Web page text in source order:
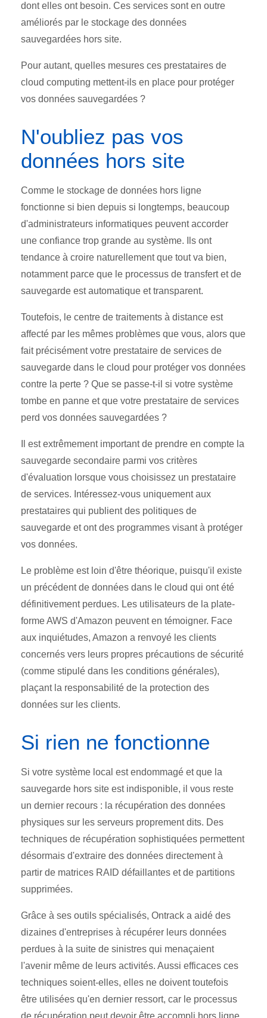
dont elles ont besoin. Ces services sont en outre
améliorés par le stockage des données
sauvegardées hors site.
Pour autant, quelles mesures ces prestataires de
cloud computing mettent-ils en place pour protéger
vos données sauvegardées ?
N'oubliez pas vos
données hors site
Comme le stockage de données hors ligne
fonctionne si bien depuis si longtemps, beaucoup
d'administrateurs informatiques peuvent accorder
une confiance trop grande au système. Ils ont
tendance à croire naturellement que tout va bien,
notamment parce que le processus de transfert et de
sauvegarde est automatique et transparent.
Toutefois, le centre de traitements à distance est
affecté par les mêmes problèmes que vous, alors que
fait précisément votre prestataire de services de
sauvegarde dans le cloud pour protéger vos données
contre la perte ? Que se passe-t-il si votre système
tombe en panne et que votre prestataire de services
perd vos données sauvegardées ?
Il est extrêmement important de prendre en compte la
sauvegarde secondaire parmi vos critères
d'évaluation lorsque vous choisissez un prestataire
de services. Intéressez-vous uniquement aux
prestataires qui publient des politiques de
sauvegarde et ont des programmes visant à protéger
vos données.
Le problème est loin d'être théorique, puisqu'il existe
un précédent de données dans le cloud qui ont été
définitivement perdues. Les utilisateurs de la plate-
forme AWS d'Amazon peuvent en témoigner. Face
aux inquiétudes, Amazon a renvoyé les clients
concernés vers leurs propres précautions de sécurité
(comme stipulé dans les conditions générales),
plaçant la responsabilité de la protection des
données sur les clients.
Si rien ne fonctionne
Si votre système local est endommagé et que la
sauvegarde hors site est indisponible, il vous reste
un dernier recours : la récupération des données
physiques sur les serveurs proprement dits. Des
techniques de récupération sophistiquées permettent
désormais d'extraire des données directement à
partir de matrices RAID défaillantes et de partitions
supprimées.
Grâce à ses outils spécialisés, Ontrack a aidé des
dizaines d'entreprises à récupérer leurs données
perdues à la suite de sinistres qui menaçaient
l'avenir même de leurs activités. Aussi efficaces ces
techniques soient-elles, elles ne doivent toutefois
être utilisées qu'en dernier ressort, car le processus
de récupération peut devoir être accompli hors ligne,